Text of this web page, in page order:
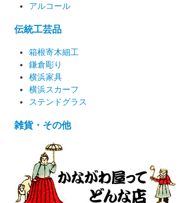
アルコール
伝統工芸品
箱根寄木細工
鎌倉彫り
横浜家具
横浜スカーフ
ステンドグラス
雑貨・その他